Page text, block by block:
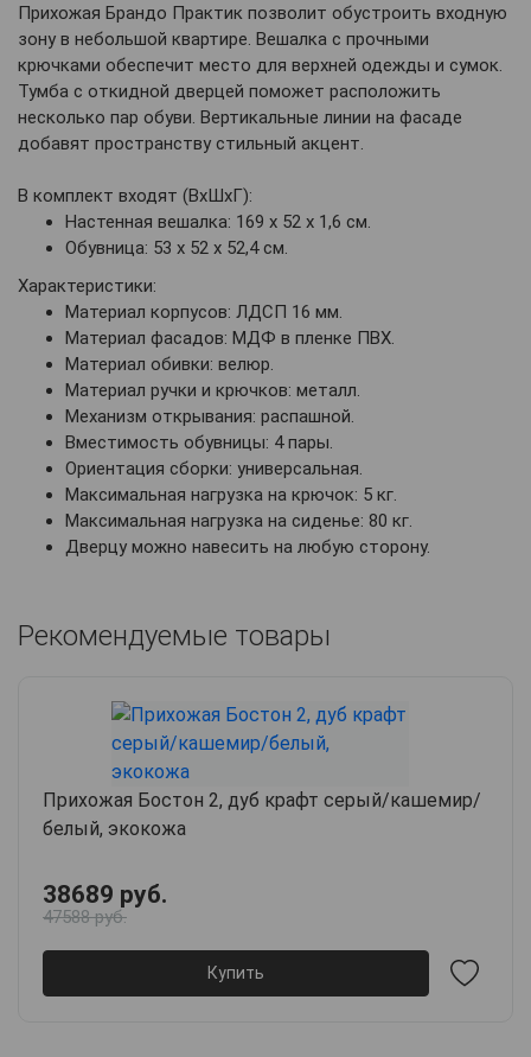
Прихожая Брандо Практик позволит обустроить входную
зону в небольшой квартире. Вешалка с прочными
крючками обеспечит место для верхней одежды и сумок.
Тумба с откидной дверцей поможет расположить
несколько пар обуви. Вертикальные линии на фасаде
добавят пространству стильный акцент.
В комплект входят (ВхШхГ):
Настенная вешалка: 169 х 52 х 1,6 см.
Обувница: 53 х 52 х 52,4 см.
Характеристики:
Материал корпусов: ЛДСП 16 мм.
Материал фасадов: МДФ в пленке ПВХ.
Материал обивки: велюр.
Материал ручки и крючков: металл.
Механизм открывания: распашной.
Вместимость обувницы: 4 пары.
Ориентация сборки: универсальная.
Максимальная нагрузка на крючок: 5 кг.
Максимальная нагрузка на сиденье: 80 кг.
Дверцу можно навесить на любую сторону.
Рекомендуемые товары
Прихожая Бостон 2, дуб крафт серый/кашемир/
белый, экокожа
38689 руб.
47588 руб.
Купить